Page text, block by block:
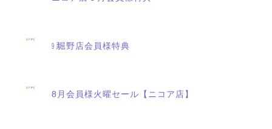
㋈堀野店会員様特典
8月会員様火曜セール【ニコア店】